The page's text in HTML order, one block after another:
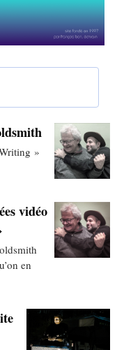
»
vidéo
en